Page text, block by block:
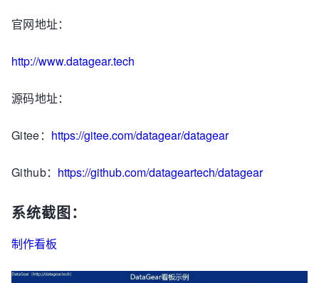
官网地址：
http://www.datagear.tech
源码地址：
Gitee： https://gitee.com/datagear/datagear
Github： https://github.com/datageartech/datagear
系统截图：
制作看板